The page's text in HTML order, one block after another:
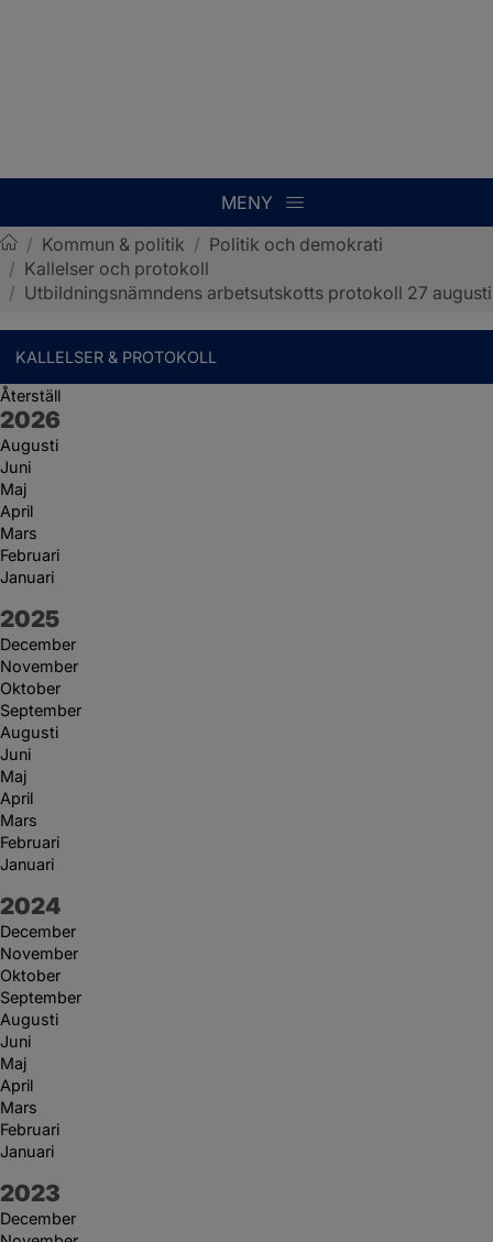
MENY
Sotenäs kommun
/ Kommun & politik / Politik och demokrati
/ Kallelser och protokoll
/ Utbildningsnämndens arbetsutskotts protokoll 27 augusti
KALLELSER & PROTOKOLL
Återställ
År:
2026
Augusti
Juni
Maj
April
Mars
Februari
Januari
År:
2025
December
November
Oktober
September
Augusti
Juni
Maj
April
Mars
Februari
Januari
År:
2024
December
November
Oktober
September
Augusti
Juni
Maj
April
Mars
Februari
Januari
År:
2023
December